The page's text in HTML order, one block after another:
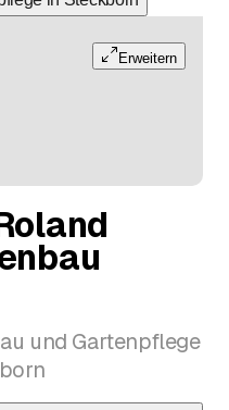
Erweitern
und Gartenpflege